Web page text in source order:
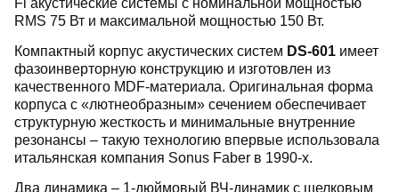
Fi акустические системы с номинальной мощностью
RMS 75 Вт и максимальной мощностью 150 Вт.
Компактный корпус акустических систем DS-601 имеет
фазоинверторную конструкцию и изготовлен из
качественного MDF-материала. Оригинальная форма
корпуса с «лютнеобразным» сечением обеспечивает
структурную жесткость и минимальные внутренние
резонансы – такую технологию впервые использовала
итальянская компания Sonus Faber в 1990-х.
Два динамика – 1-дюймовый ВЧ-динамик с шелковым